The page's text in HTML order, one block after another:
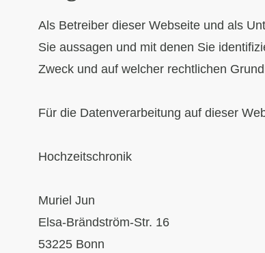
Als Betreiber dieser Webseite und als
Sie aussagen und mit denen Sie
Zweck und auf welcher rechtlichen
Für die Datenverarbeitung auf dieser
Hochzeitschronik
Muriel Jun
Elsa-Brändström-Str. 16
53225 Bonn